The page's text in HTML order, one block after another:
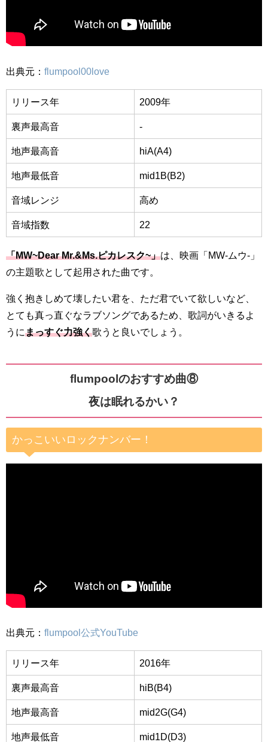
出典元： flumpool00love
リリース年 2009年
裏声最高音 -
地声最高音 hiA(A4)
地声最低音 mid1B(B2)
音域レンジ 高め
音域指数 22
「MW~Dear Mr.&Ms.ピカレスク~」は、映画「MW-ムウ-」
の主題歌として起用された曲です。
強く抱きしめて壊したい君を、ただ君でいて欲しいなど、
とても真っ直ぐなラブソングであるため、歌詞がいきるよ
うにまっすぐ力強く歌うと良いでしょう。
flumpoolのおすすめ曲⑧
夜は眠れるかい？
かっこいいロックナンバー！
出典元： flumpool公式YouTube
リリース年 2016年
裏声最高音 hiB(B4)
地声最高音 mid2G(G4)
地声最低音 mid1D(D3)